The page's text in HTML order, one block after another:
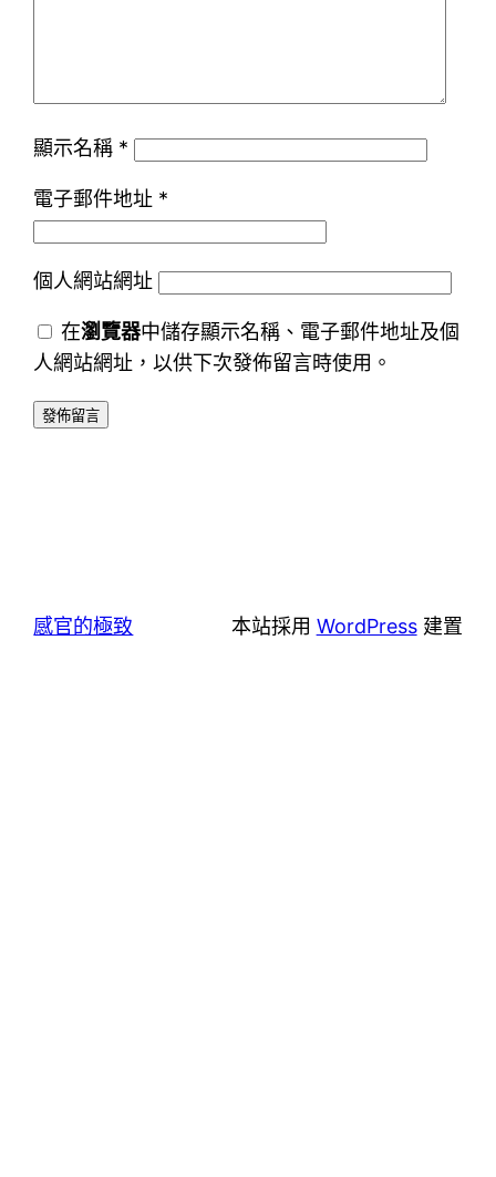
顯示名稱 *
電子郵件地址 *
個人網站網址
在瀏覽器中儲存顯示名稱、電子郵件地址及個
人網站網址，以供下次發佈留言時使用。
感官的極致 本站採用 WordPress建置